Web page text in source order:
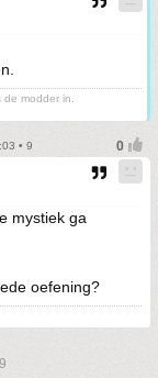
modder in.
• 9
mystiek ga
oefening?